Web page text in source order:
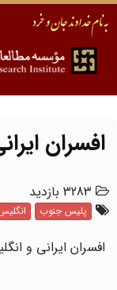
افسران
3283 بازدید
پلیس جنوب انگلیس
افسران ایرانی و